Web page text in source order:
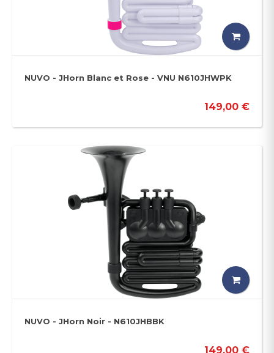
NUVO - JHorn Blanc et Rose - VNU N610JHWPK
149,00 €
NUVO - JHorn Noir - N610JHBBK
149,00 €